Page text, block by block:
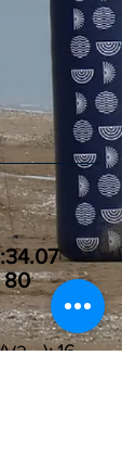
80
( ):16
V2